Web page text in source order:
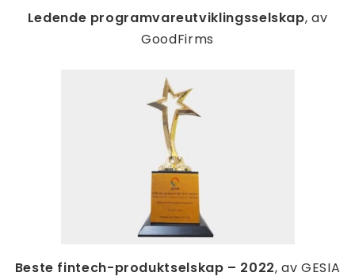
Ledende programvareutviklingsselskap, av
GoodFirms
Beste fintech-produktselskap – 2022, av GESIA